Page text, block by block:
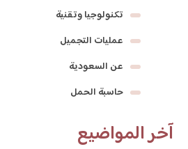
تكنولوجيا وتقنية
عمليات التجميل
عن السعودية
حاسبة الحمل
آخر المواضيع